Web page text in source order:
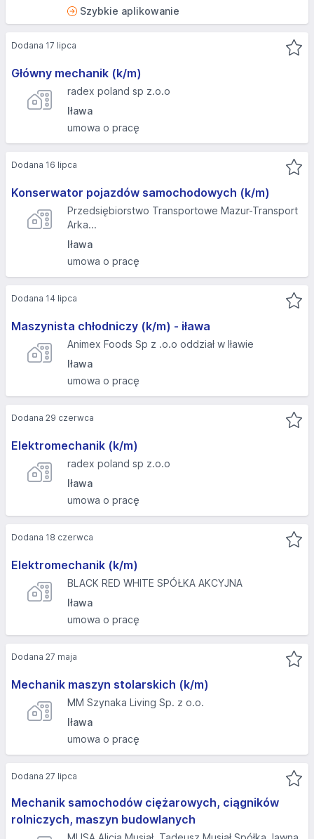
Szybkie aplikowanie
Główny mechanik (k/m)
radex poland sp z.o.o
Iława
umowa o pracę
Dodana 17 lipca
Konserwator pojazdów samochodowych (k/m)
Przedsiębiorstwo Transportowe Mazur-Transport
Arka...
Iława
umowa o pracę
Dodana 16 lipca
Maszynista chłodniczy (k/m) - iława
Animex Foods Sp z .o.o oddział w Iławie
Iława
umowa o pracę
Dodana 14 lipca
Elektromechanik (k/m)
radex poland sp z.o.o
Iława
umowa o pracę
Dodana 29 czerwca
Elektromechanik (k/m)
BLACK RED WHITE SPÓŁKA AKCYJNA
Iława
umowa o pracę
Dodana 18 czerwca
Mechanik maszyn stolarskich (k/m)
MM Szynaka Living Sp. z o.o.
Iława
umowa o pracę
Dodana 27 maja
Mechanik samochodów ciężarowych, ciągników
rolniczych, maszyn budowlanych
Dodana 27 lipca